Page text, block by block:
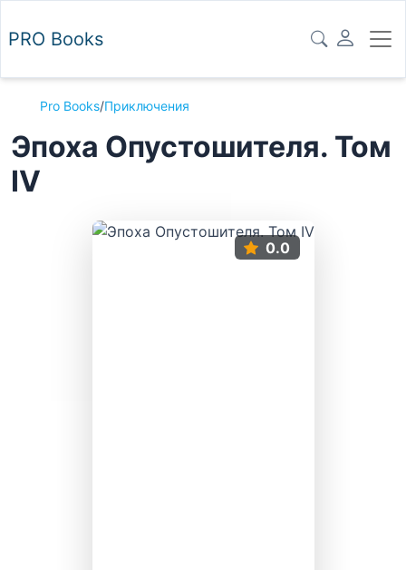
PRO Books
Pro Books/Приключения
Эпоха Опустошителя. Том
IV
0.0